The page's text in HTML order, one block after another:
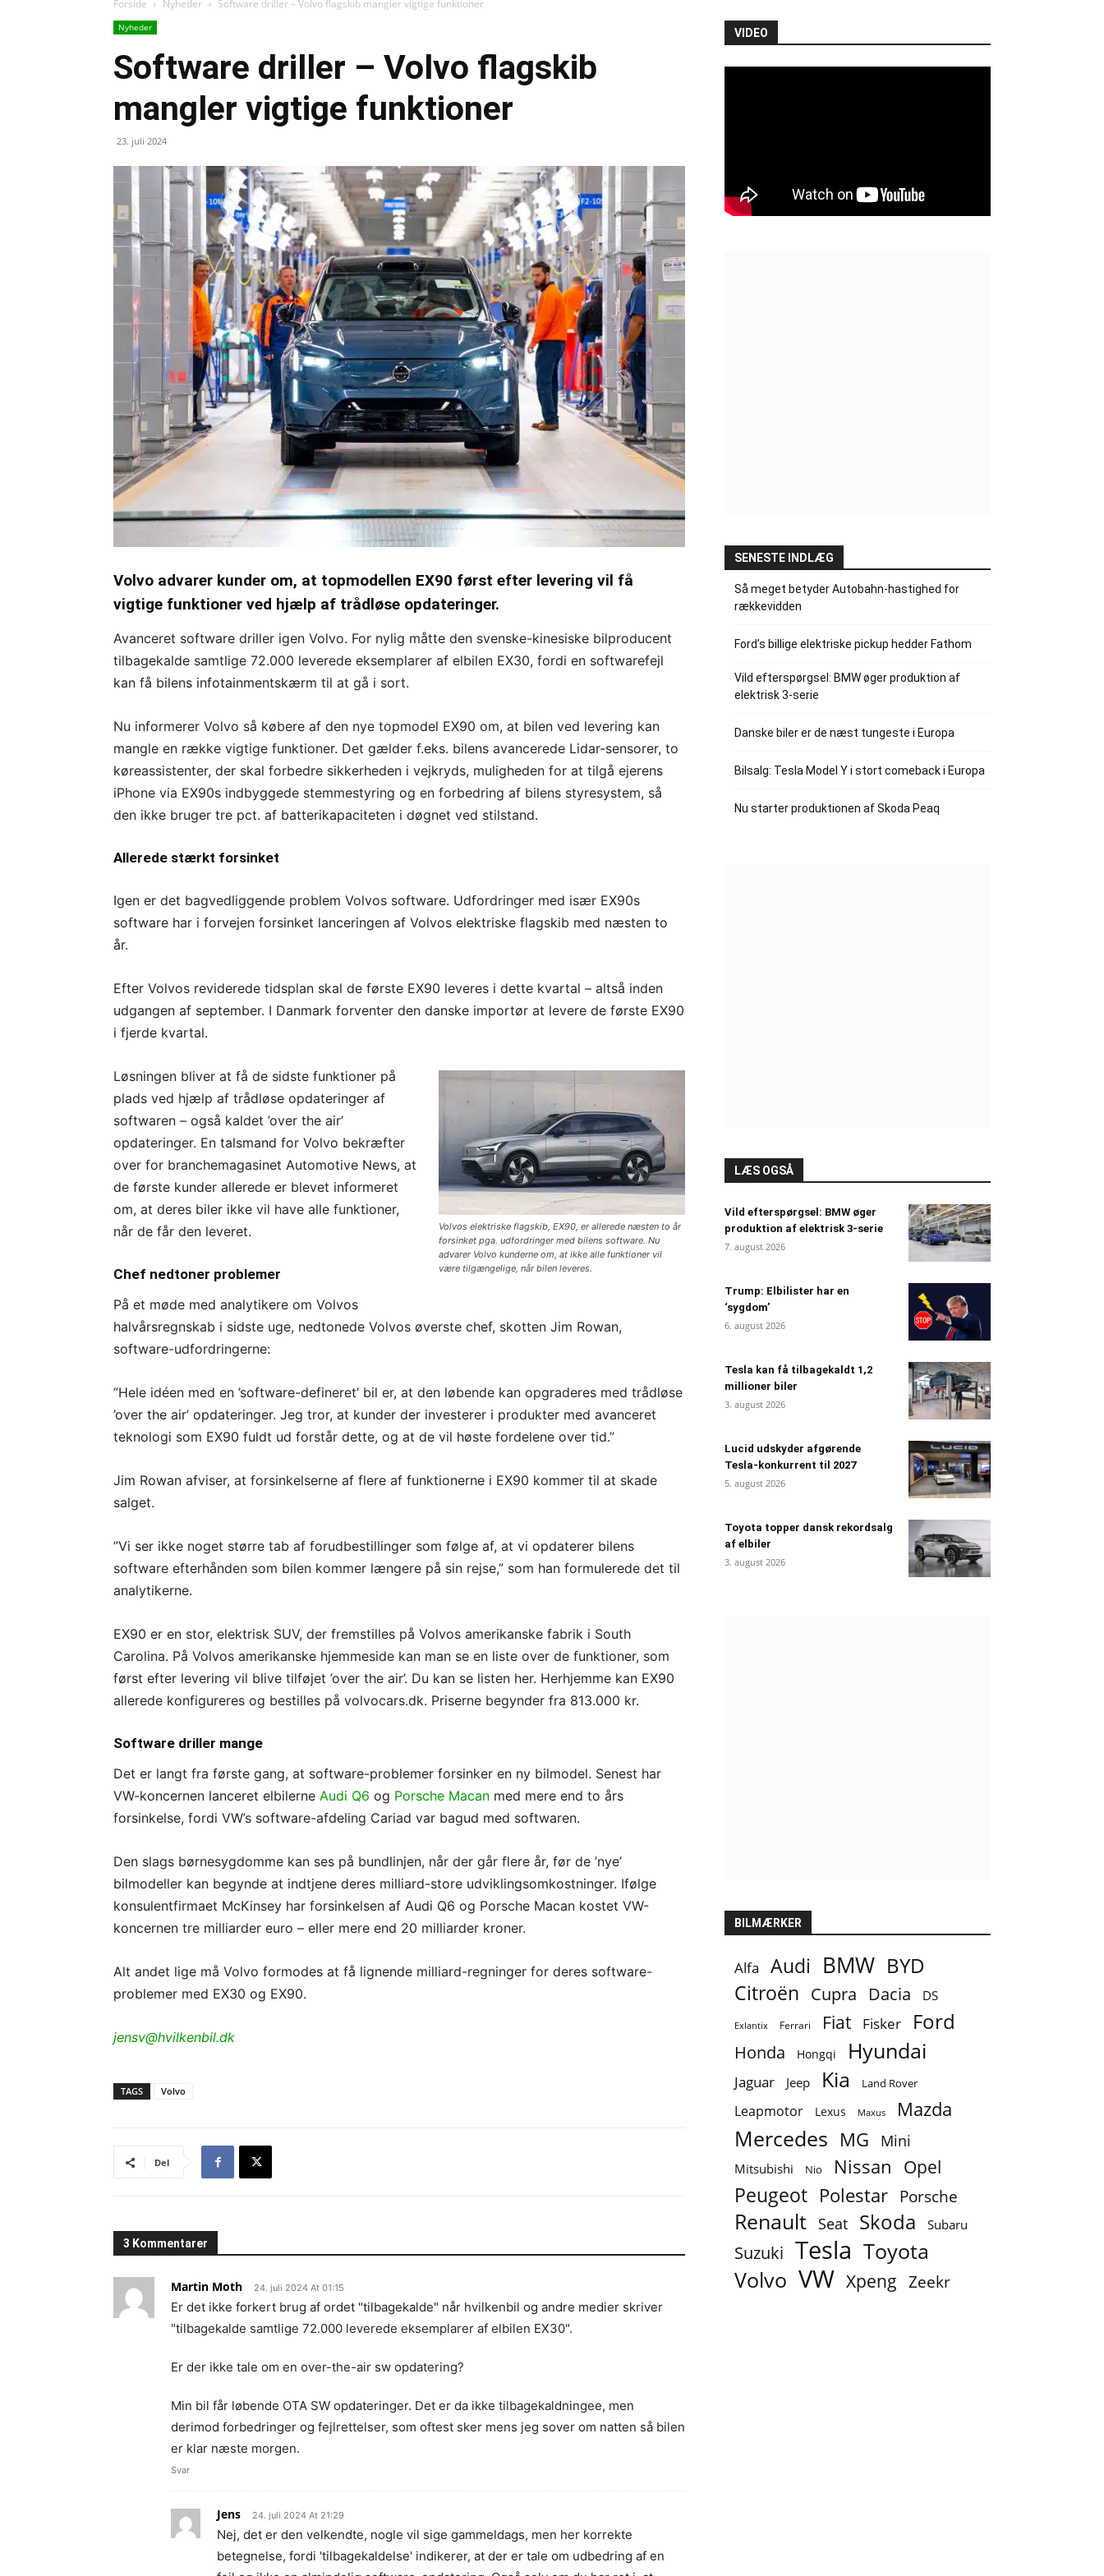
Forside Nyheder Software driller – Volvo flagskib mangler vigtige funktioner
Nyheder
Software driller – Volvo flagskib
mangler vigtige funktioner
23. juli 2024
Volvo advarer kunder om, at topmodellen EX90 først efter levering vil få
vigtige funktioner ved hjælp af trådløse opdateringer.
Avanceret software driller igen Volvo. For nylig måtte den svenske-kinesiske bilproducent
tilbagekalde samtlige 72.000 leverede eksemplarer af elbilen EX30, fordi en softwarefejl
kan få bilens infotainmentskærm til at gå i sort.
Nu informerer Volvo så købere af den nye topmodel EX90 om, at bilen ved levering kan
mangle en række vigtige funktioner. Det gælder f.eks. bilens avancerede Lidar-sensorer, to
køreassistenter, der skal forbedre sikkerheden i vejkryds, muligheden for at tilgå ejerens
iPhone via EX90s indbyggede stemmestyring og en forbedring af bilens styresystem, så
den ikke bruger tre pct. af batterikapaciteten i døgnet ved stilstand.
Allerede stærkt forsinket
Igen er det bagvedliggende problem Volvos software. Udfordringer med især EX90s
software har i forvejen forsinket lanceringen af Volvos elektriske flagskib med næsten to
år.
Efter Volvos reviderede tidsplan skal de første EX90 leveres i dette kvartal – altså inden
udgangen af september. I Danmark forventer den danske importør at levere de første EX90
i fjerde kvartal.
Volvos elektriske flagskib, EX90, er allerede næsten to år
forsinket pga. udfordringer med bilens software. Nu
advarer Volvo kunderne om, at ikke alle funktioner vil
være tilgængelige, når bilen leveres.
Løsningen bliver at få de sidste funktioner på
plads ved hjælp af trådløse opdateringer af
softwaren – også kaldet ’over the air’
opdateringer. En talsmand for Volvo bekræfter
over for branchemagasinet Automotive News, at
de første kunder allerede er blevet informeret
om, at deres biler ikke vil have alle funktioner,
når de får den leveret.
Chef nedtoner problemer
På et møde med analytikere om Volvos
halvårsregnskab i sidste uge, nedtonede Volvos øverste chef, skotten Jim Rowan,
software-udfordringerne:
”Hele idéen med en ’software-defineret’ bil er, at den løbende kan opgraderes med trådløse
’over the air’ opdateringer. Jeg tror, at kunder der investerer i produkter med avanceret
teknologi som EX90 fuldt ud forstår dette, og at de vil høste fordelene over tid.”
Jim Rowan afviser, at forsinkelserne af flere af funktionerne i EX90 kommer til at skade
salget.
”Vi ser ikke noget større tab af forudbestillinger som følge af, at vi opdaterer bilens
software efterhånden som bilen kommer længere på sin rejse,” som han formulerede det til
analytikerne.
EX90 er en stor, elektrisk SUV, der fremstilles på Volvos amerikanske fabrik i South
Carolina. På Volvos amerikanske hjemmeside kan man se en liste over de funktioner, som
først efter levering vil blive tilføjet ’over the air’. Du kan se listen her. Herhjemme kan EX90
allerede konfigureres og bestilles på volvocars.dk. Priserne begynder fra 813.000 kr.
Software driller mange
Det er langt fra første gang, at software-problemer forsinker en ny bilmodel. Senest har
VW-koncernen lanceret elbilerne Audi Q6 og Porsche Macan med mere end to års
forsinkelse, fordi VW’s software-afdeling Cariad var bagud med softwaren.
Den slags børnesygdomme kan ses på bundlinjen, når der går flere år, før de ’nye’
bilmodeller kan begynde at indtjene deres milliard-store udviklingsomkostninger. Ifølge
konsulentfirmaet McKinsey har forsinkelsen af Audi Q6 og Porsche Macan kostet VW-
koncernen tre milliarder euro – eller mere end 20 milliarder kroner.
Alt andet lige må Volvo formodes at få lignende milliard-regninger for deres software-
problemer med EX30 og EX90.
jensv@hvilkenbil.dk
TAGS Volvo
Del
3 Kommentarer
Martin Moth 24. juli 2024 At 01:15
Er det ikke forkert brug af ordet "tilbagekalde" når hvilkenbil og andre medier skriver
"tilbagekalde samtlige 72.000 leverede eksemplarer af elbilen EX30".
Er der ikke tale om en over-the-air sw opdatering?
Min bil får løbende OTA SW opdateringer. Det er da ikke tilbagekaldningee, men
derimod forbedringer og fejlrettelser, som oftest sker mens jeg sover om natten så bilen
er klar næste morgen.
Svar
Jens 24. juli 2024 At 21:29
Nej, det er den velkendte, nogle vil sige gammeldags, men her korrekte
betegnelse, fordi 'tilbagekaldelse' indikerer, at der er tale om udbedring af en
VIDEO
SENESTE INDLÆG
Så meget betyder Autobahn-hastighed for
rækkevidden
Ford’s billige elektriske pickup hedder Fathom
Vild efterspørgsel: BMW øger produktion af
elektrisk 3-serie
Danske biler er de næst tungeste i Europa
Bilsalg: Tesla Model Y i stort comeback i Europa
Nu starter produktionen af Skoda Peaq
LÆS OGSÅ
Vild efterspørgsel: BMW øger
produktion af elektrisk 3-serie
7. august 2026
Trump: Elbilister har en
‘sygdom’
6. august 2026
Tesla kan få tilbagekaldt 1,2
millioner biler
3. august 2026
Lucid udskyder afgørende
Tesla-konkurrent til 2027
5. august 2026
Toyota topper dansk rekordsalg
af elbiler
3. august 2026
BILMÆRKER
Alfa Audi BMW BYD
Citroën Cupra Dacia DS
Exlantix Ferrari Fiat Fisker Ford
Honda Hongqi Hyundai
Jaguar Jeep Kia Land Rover
Leapmotor Lexus Maxus Mazda
Mercedes MG Mini
Mitsubishi Nio Nissan Opel
Peugeot Polestar Porsche
Renault Seat Skoda Subaru
Suzuki Tesla Toyota
Volvo VW Xpeng Zeekr